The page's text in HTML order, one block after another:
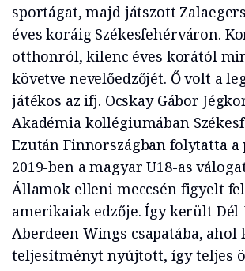
sportágat, majd játszott
éves koráig Székesfehérváron.
otthonról, kilenc éves korától
követve nevelőedzőjét. Ő volt a
játékos az ifj. Ocskay Gábor
Akadémia kollégiumában
Ezután Finnországban folytatta a
2019-ben a magyar U18-as
Államok elleni meccsén figyelt
amerikaiak edzője. Így került
Aberdeen Wings csapatába, ahol
teljesítményt nyújtott, így teljes